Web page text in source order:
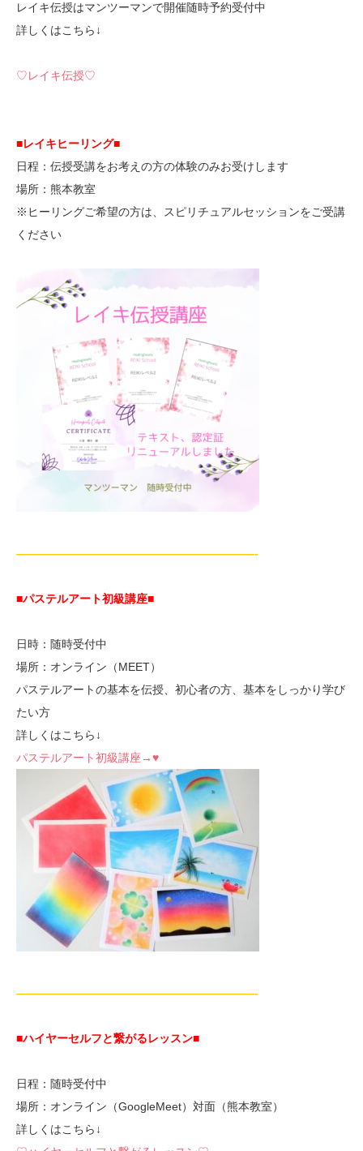
レイキ伝授はマンツーマンで開催随時予約受付中
詳しくはこちら↓
♡レイキ伝授♡
■レイキヒーリング■
日程：伝授受講をお考えの方の体験のみお受けします
場所：熊本教室
※ヒーリングご希望の方は、スピリチュアルセッションをご受講
ください
—————————————————————-
■パステルアート初級講座■
日時：随時受付中
場所：オンライン（MEET）
パステルアートの基本を伝授、初心者の方、基本をしっかり学び
たい方
詳しくはこちら↓
パステルアート初級講座→♥
—————————————————————-
■ハイヤーセルフと繋がるレッスン■
日程：随時受付中
場所：オンライン（GoogleMeet）対面（熊本教室）
詳しくはこちら↓